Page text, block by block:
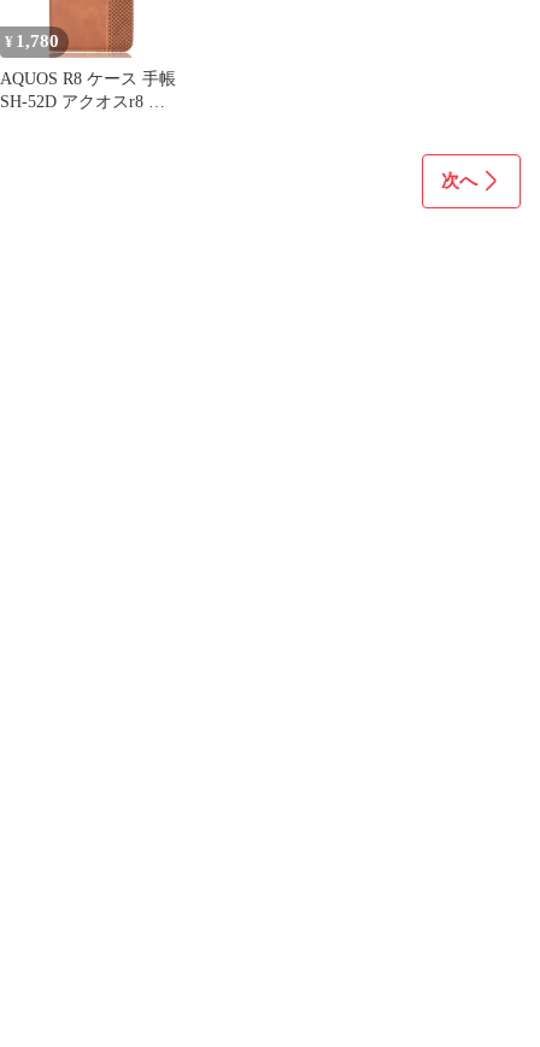
¥ 1,780
AQUOS R8 ケース 手帳
SH-52D アクオスr8 チ
次へ